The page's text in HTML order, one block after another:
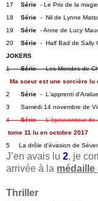
17 Série - Le Prix de la
18 Série -  Nil de Lynne
19 Série - Anne de Lucy
20 Série -  Half Bad de Sally
JOKERS
1 Série -  Les Mondes de
Ma soeur est une sorcière lu
2 Série -  L'apprenti
3      Samedi 14 novembre de
4 Série -  L'épouvanteur de
tome 11 lu en octobre 2017
5     La drôle d'évasion de
J’en avais lu 2, je
arrivée à la
Thriller